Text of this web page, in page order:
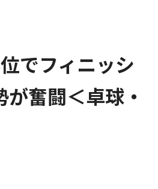
でフィニッシ
奮闘＜卓球・